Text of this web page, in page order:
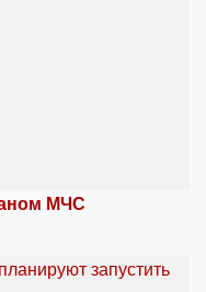
МЧС